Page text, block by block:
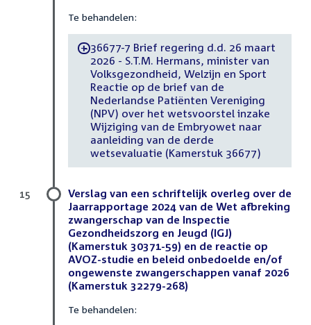
Te behandelen:
-36677-7 Brief regering d.d. 26 maart
2026 - S.T.M. Hermans, minister van
Volksgezondheid, Welzijn en Sport
Reactie op de brief van de
Nederlandse Patiënten Vereniging
(NPV) over het wetsvoorstel inzake
Wijziging van de Embryowet naar
aanleiding van de derde
wetsevaluatie (Kamerstuk 36677)
Verslag van een schriftelijk overleg over de
Jaarrapportage 2024 van de Wet afbreking
zwangerschap van de Inspectie
Gezondheidszorg en Jeugd (IGJ)
(Kamerstuk 30371-59) en de reactie op
AVOZ-studie en beleid onbedoelde en/of
ongewenste zwangerschappen vanaf 2026
(Kamerstuk 32279-268)
Te behandelen:
15